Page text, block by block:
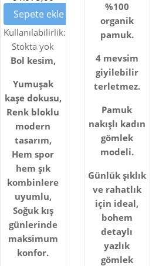
KAŞE
KABAN
– YEŞIL,
SIYAH
VE GRI
Sepete ekle
Kullanılabilirlik:
Stokta yok
Bol kesim,
Yumuşak
kaşe dokusu,
Renk bloklu
modern
tasarım,
Hem spor
hem şık
kombinlere
uyumlu,
Soğuk kış
günlerinde
maksimum
konfor.
%100
organik
pamuk.
4 mevsim
giyilebilir
terletmez.
Pamuk
nakışlı kadın
gömlek
modeli.
Günlük şıklık
ve rahatlık
için ideal,
bohem
detaylı
yazlık
gömlek